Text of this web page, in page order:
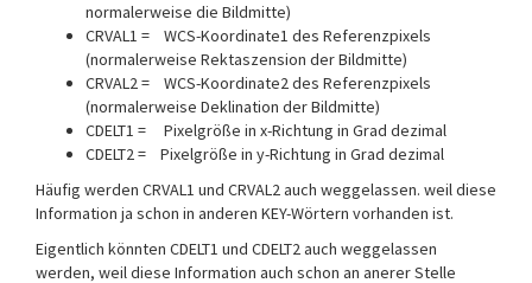
normalerweise die Bildmitte)
CRVAL1 = WCS-Koordinate1 des Referenzpixels
(normalerweise Rektaszension der Bildmitte)
CRVAL2 = WCS-Koordinate2 des Referenzpixels
(normalerweise Deklination der Bildmitte)
CDELT1 = Pixelgröße in x-Richtung in Grad dezimal
CDELT2 = Pixelgröße in y-Richtung in Grad dezimal
Häufig werden CRVAL1 und CRVAL2 auch weggelassen. weil diese
Information ja schon in anderen KEY-Wörtern vorhanden ist.
Eigentlich könnten CDELT1 und CDELT2 auch weggelassen
werden, weil diese Information auch schon an anerer Stelle